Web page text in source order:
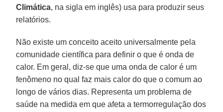
Climática, na sigla em inglês) usa para produzir seus
relatórios.
Não existe um conceito aceito universalmente pela
comunidade científica para definir o que é onda de
calor. Em geral, diz-se que uma onda de calor é um
fenômeno no qual faz mais calor do que o comum ao
longo de vários dias. Representa um problema de
saúde na medida em que afeta a termorregulação dos